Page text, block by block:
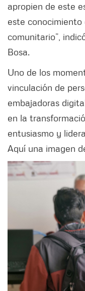
apropien de este
este conocimiento
comunitario”,
Bosa.
Uno de los
vinculación de
embajadoras
en la
entusiasmo y
Aquí una imagen